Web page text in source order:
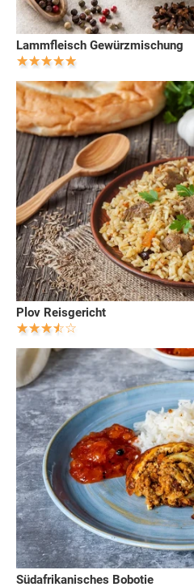
Lammfleisch Gewürzmischung
Plov Reisgericht
Südafrikanisches Bobotie